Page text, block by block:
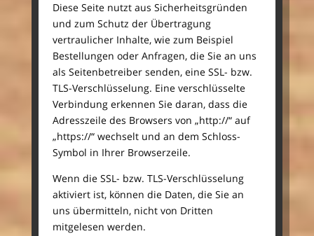
Diese Seite nutzt aus Sicherheitsgründen
und zum Schutz der Übertragung
vertraulicher Inhalte, wie zum Beispiel
Bestellungen oder Anfragen, die Sie an uns
als Seitenbetreiber senden, eine SSL- bzw.
TLS-Verschlüsselung. Eine verschlüsselte
Verbindung erkennen Sie daran, dass die
Adresszeile des Browsers von „http://“ auf
„https://“ wechselt und an dem Schloss-
Symbol in Ihrer Browserzeile.
Wenn die SSL- bzw. TLS-Verschlüsselung
aktiviert ist, können die Daten, die Sie an
uns übermitteln, nicht von Dritten
mitgelesen werden.